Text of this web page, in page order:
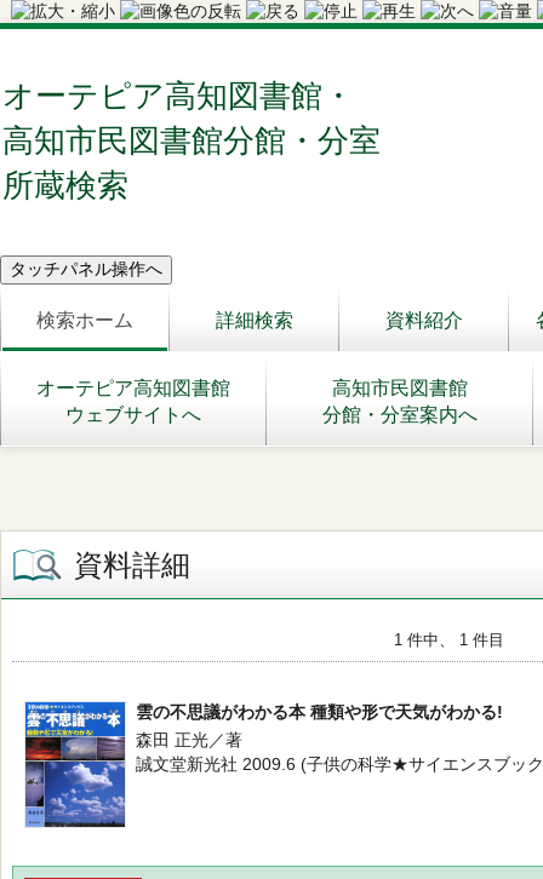
オーテピア高知図書館・
高知市民図書館分館・分室
所蔵検索
検索ホーム 詳細検索 資料紹介
オーテピア高知図書館
ウェブサイトへ
高知市民図書館
分館・分室案内へ
資料詳細
1 件中、 1 件目
雲の不思議がわかる本 種類や形で天気がわかる!
森田 正光／著
誠文堂新光社 2009.6 (子供の科学★サイエンスブッ